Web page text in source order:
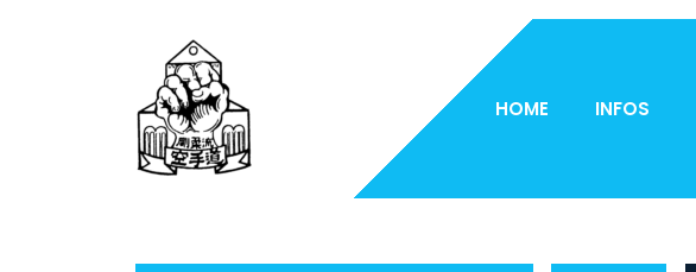
HOME INFOS